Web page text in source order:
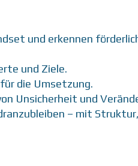
und erkennen
und Ziele.
die Umsetzung.
Unsicherheit und
– mit